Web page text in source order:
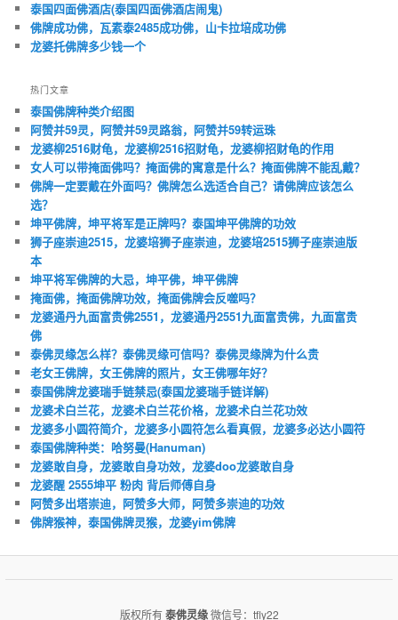
泰国四面佛酒店(泰国四面佛酒店闹鬼)
佛牌成功佛，瓦素泰2485成功佛，山卡拉培成功佛
龙婆托佛牌多少钱一个
热门文章
泰国佛牌种类介绍图
阿赞并59灵，阿赞并59灵路翁，阿赞并59转运珠
龙婆柳2516财龟，龙婆柳2516招财龟，龙婆柳招财龟的作用
女人可以带掩面佛吗？掩面佛的寓意是什么？掩面佛牌不能乱戴？
佛牌一定要戴在外面吗？佛牌怎么选适合自己？请佛牌应该怎么
选？
坤平佛牌，坤平将军是正牌吗？泰国坤平佛牌的功效
狮子座崇迪2515，龙婆培狮子座崇迪，龙婆培2515狮子座崇迪版
本
坤平将军佛牌的大忌，坤平佛，坤平佛牌
掩面佛，掩面佛牌功效，掩面佛牌会反噬吗？
龙婆通丹九面富贵佛2551，龙婆通丹2551九面富贵佛，九面富贵
佛
泰佛灵缘怎么样？泰佛灵缘可信吗？泰佛灵缘牌为什么贵
老女王佛牌，女王佛牌的照片，女王佛哪年好？
泰国佛牌龙婆瑞手链禁忌(泰国龙婆瑞手链详解)
龙婆术白兰花，龙婆术白兰花价格，龙婆术白兰花功效
龙婆多小圆符简介，龙婆多小圆符怎么看真假，龙婆多必达小圆符
泰国佛牌种类：哈努曼(Hanuman)
龙婆敢自身，龙婆敢自身功效，龙婆doo龙婆敢自身
龙婆醒 2555坤平 粉肉 背后师傅自身
阿赞多出塔崇迪，阿赞多大师，阿赞多崇迪的功效
佛牌猴神，泰国佛牌灵猴，龙婆yim佛牌
版权所有泰佛灵缘微信号：tfly22